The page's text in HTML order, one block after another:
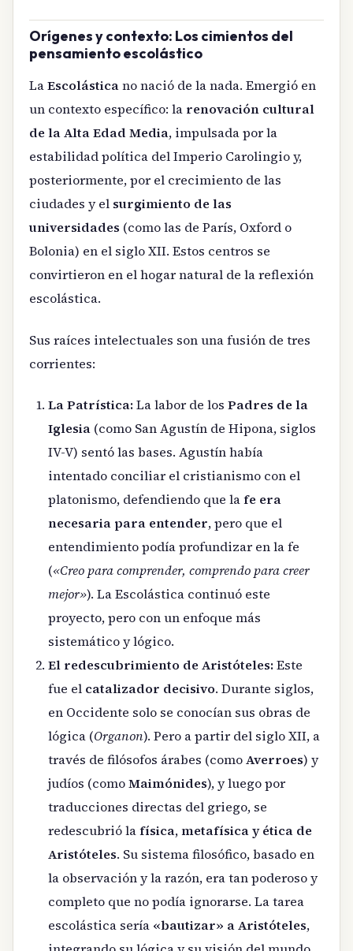
Orígenes y contexto: Los cimientos del
pensamiento escolástico
LaEscolásticano nació de la nada. Emergió en
un contexto específico: la renovación cultural
de la Alta Edad Media, impulsada por la
estabilidad política del Imperio Carolingio y,
posteriormente, por el crecimiento de las
ciudades y el surgimiento de las
universidades (como las de París, Oxford o
Bolonia) en el siglo XII. Estos centros se
convirtieron en el hogar natural de la reflexión
escolástica.
Sus raíces intelectuales son una fusión de tres
corrientes:
La Patrística:La labor de los Padres de la
Iglesia (como San Agustín de Hipona, siglos
IV-V) sentó las bases. Agustín había
intentado conciliar el cristianismo con el
platonismo, defendiendo que lafe era
necesaria para entender, pero que el
entendimiento podía profundizar en la fe
(«Creo para comprender, comprendo para creer
mejor»). La Escolástica continuó este
proyecto, pero con un enfoque más
sistemático y lógico.
El redescubrimiento de Aristóteles:Este
fue el catalizador decisivo. Durante siglos,
en Occidente solo se conocían sus obras de
lógica (Organon). Pero a partir del siglo XII, a
través de filósofos árabes (comoAverroes) y
judíos (comoMaimónides), y luego por
traducciones directas del griego, se
redescubrió lafísica, metafísica y ética de
Aristóteles. Su sistema filosófico, basado en
la observación y la razón, era tan poderoso y
completo que no podía ignorarse. La tarea
escolástica sería «bautizar» a Aristóteles,